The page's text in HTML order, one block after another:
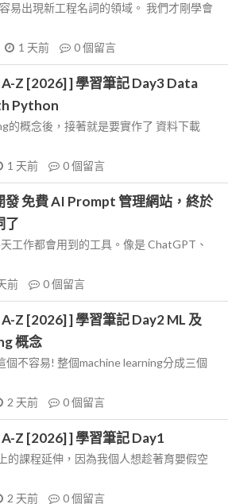
易出現新工程名詞的領域。 我們才剛學會
1 天前 0個留言
Z [2026] ] 學習筆記 Day3 Data
Python
的概念後，接著就是要實作了 資料下載
1 天前 0個留言
發 免費 AI Prompt 管理網站，終於
了
工作都會用到的工具。像是 ChatGPT、
前 0個留言
Z [2026] ] 學習筆記 Day2 ML 及
概念
個不容易! 整個machine learning分成三個
2 天前 0個留言
Z [2026] ] 學習筆記 Day1
的課程延伸，因為我個人想趁著育嬰假空
2 天前 0個留言